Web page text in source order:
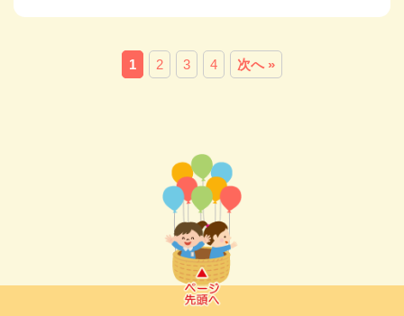
1 2 3 4 次へ »